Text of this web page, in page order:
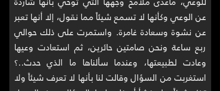
عن الوعي وكأنها لا تسمع شيئاً مما نقول، إلا أنها تعبر
عن نشوة وسعادة غامرة. واستمرت على ذلك حوالي
ربع ساعة ونحن صامتين حائرين، ثم استعادت وعيها
وعادت لطبيعتها، وعندما سألناها ما الذي حدث..؟
استغربت من السؤال وقالت لنا بأنها لا تعرف شيئاً ولا